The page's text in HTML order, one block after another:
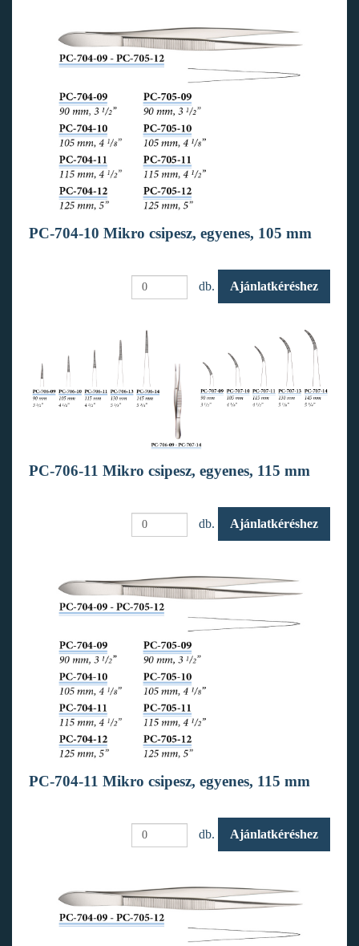
PC-704-10 Mikro csipesz, egyenes, 105 mm
db. Ajánlatkéréshez
PC-706-11 Mikro csipesz, egyenes, 115 mm
db. Ajánlatkéréshez
PC-704-11 Mikro csipesz, egyenes, 115 mm
db. Ajánlatkéréshez